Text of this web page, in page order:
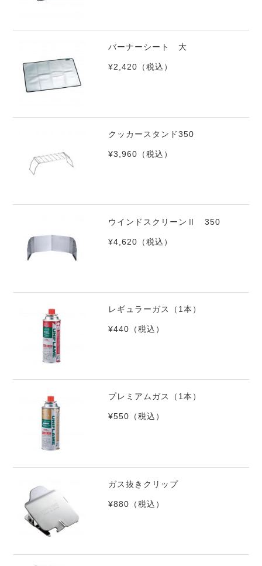
バーナーシート 大
¥2,420 （税込）
クッカースタンド350
¥3,960 （税込）
ウインドスクリーンⅡ 350
¥4,620 （税込）
レギュラーガス（1本）
¥440 （税込）
プレミアムガス（1本）
¥550 （税込）
ガス抜きクリップ
¥880 （税込）